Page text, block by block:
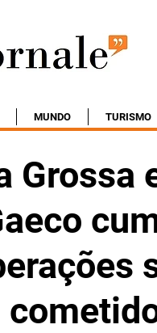
MUNDO TURISMO
Grossa